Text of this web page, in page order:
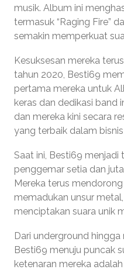
musik. Album ini
termasuk “Raging Fire”
semakin memperkuat
Kesuksesan mereka
tahun 2020, Besti69
pertama mereka untuk
keras dan dedikasi band
dan mereka kini secara
yang terbaik dalam bisnis
Saat ini, Besti69 menjadi
penggemar setia dan
Mereka terus
memadukan unsur
menciptakan suara unik
Dari underground
Besti69 menuju puncak
ketenaran mereka